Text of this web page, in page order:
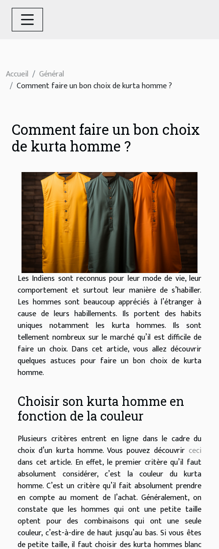
Accueil
Général
Comment faire un bon choix de kurta homme ?
Comment faire un bon choix
de kurta homme ?
Les Indiens sont reconnus pour leur mode de vie, leur
comportement et surtout leur manière de s’habiller.
Les hommes sont beaucoup appréciés à l’étranger à
cause de leurs habillements. Ils portent des habits
uniques notamment les kurta hommes. Ils sont
tellement nombreux sur le marché qu’il est difficile de
faire un choix. Dans cet article, vous allez découvrir
quelques astuces pour faire un bon choix de kurta
homme.
Choisir son kurta homme en
fonction de la couleur
Plusieurs critères entrent en ligne dans le cadre du
choix d’un kurta homme. Vous pouvez découvrir ceci
dans cet article. En effet, le premier critère qu’il faut
absolument considérer, c’est la couleur du kurta
homme. C’est un critère qu’il fait absolument prendre
en compte au moment de l’achat. Généralement, on
constate que les hommes qui ont une petite taille
optent pour des combinaisons qui ont une seule
couleur, c’est-à-dire de haut jusqu’au bas. Si vous êtes
de petite taille, il faut choisir des kurta hommes blanc